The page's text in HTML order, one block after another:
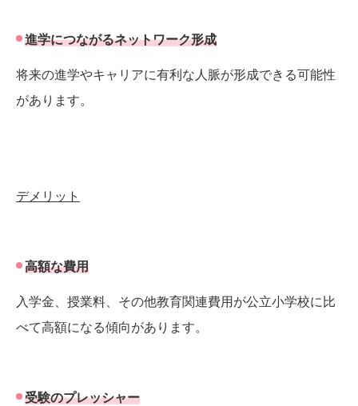
進学につながるネットワーク形成
将来の進学やキャリアに有利な人脈が形成できる可能性
があります。
デメリット
高額な費用
入学金、授業料、その他教育関連費用が公立小学校に比
べて高額になる傾向があります。
受験のプレッシャー